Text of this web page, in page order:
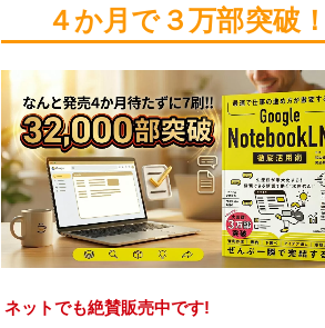
４か月で３万部突破！
ネットでも絶賛販売中です!